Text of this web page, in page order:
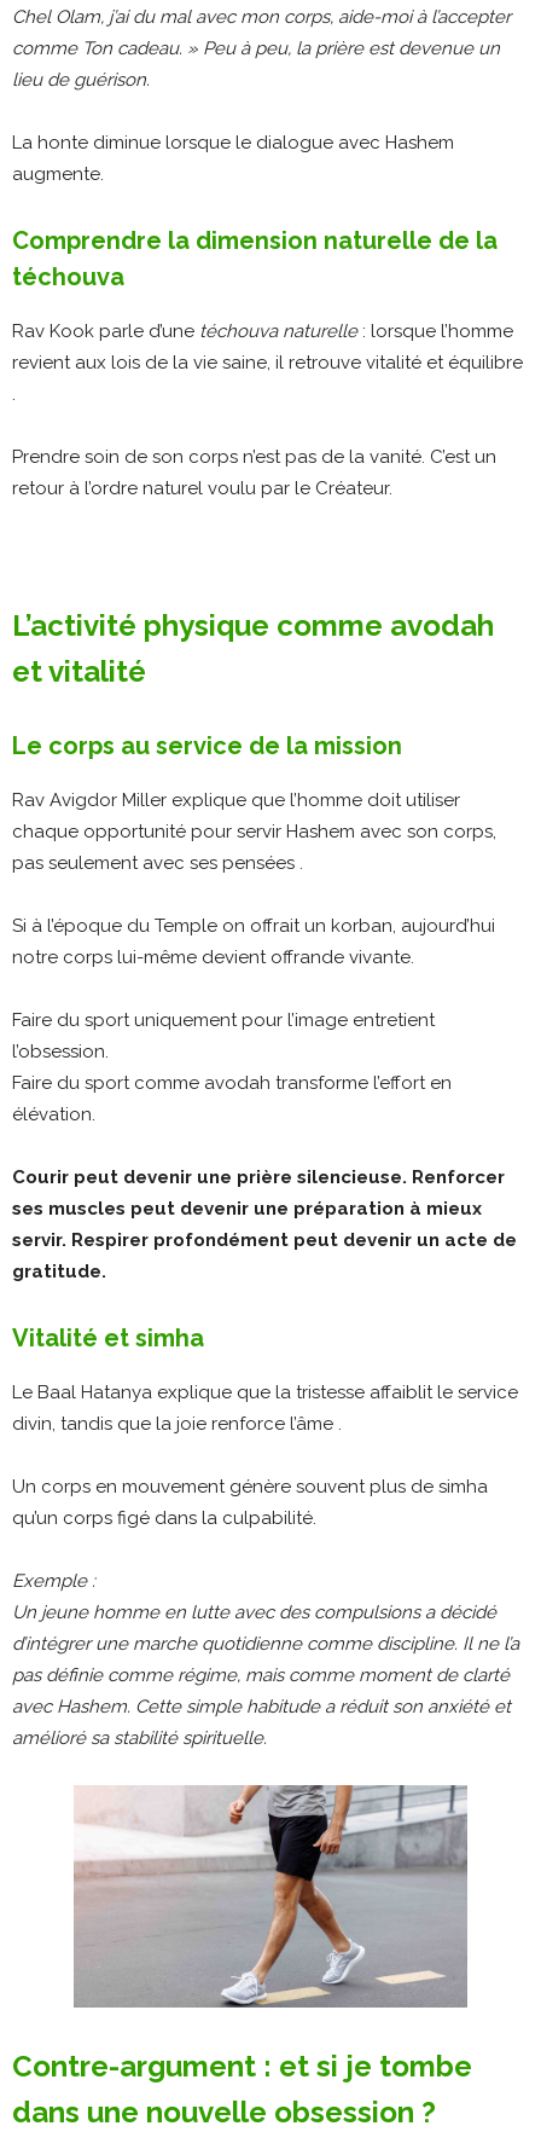
Chel Olam, j’ai du mal avec mon corps, aide-moi à l’accepter
comme Ton cadeau. » Peu à peu, la prière est devenue un
lieu de guérison.
La honte diminue lorsque le dialogue avec Hashem
augmente.
Comprendre la dimension naturelle de la
téchouva
Rav Kook parle d’une téchouva naturelle: lorsque l’homme
revient aux lois de la vie saine, il retrouve vitalité et équilibre
.
Prendre soin de son corps n’est pas de la vanité. C’est un
retour à l’ordre naturel voulu par le Créateur.
L’activité physique comme avodah
et vitalité
Le corps au service de la mission
Rav Avigdor Miller explique que l’homme doit utiliser
chaque opportunité pour servir Hashem avec son corps,
pas seulement avec ses pensées .
Si à l’époque du Temple on offrait un korban, aujourd’hui
notre corps lui-même devient offrande vivante.
Faire du sport uniquement pour l’image entretient
l’obsession.
Faire du sport comme avodah transforme l’effort en
élévation.
Courir peut devenir une prière silencieuse. Renforcer
ses muscles peut devenir une préparation à mieux
servir. Respirer profondément peut devenir un acte de
gratitude.
Vitalité et simha
Le Baal Hatanya explique que la tristesse affaiblit le service
divin, tandis que la joie renforce l’âme .
Un corps en mouvement génère souvent plus de simha
qu’un corps figé dans la culpabilité.
Exemple :
Un jeune homme en lutte avec des compulsions a décidé
d’intégrer une marche quotidienne comme discipline. Il ne l’a
pas définie comme régime, mais comme moment de clarté
avec Hashem. Cette simple habitude a réduit son anxiété et
amélioré sa stabilité spirituelle.
Contre-argument : et si je tombe
dans une nouvelle obsession ?